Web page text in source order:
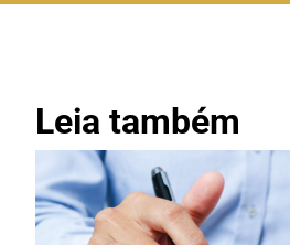
Leia também